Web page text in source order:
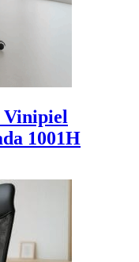
Vinipiel
1001H